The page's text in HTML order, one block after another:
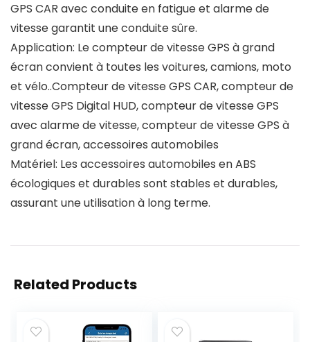
GPS CAR avec conduite en fatigue et alarme de
vitesse garantit une conduite sûre.
Application: Le compteur de vitesse GPS à grand
écran convient à toutes les voitures, camions, moto
et vélo..Compteur de vitesse GPS CAR, compteur de
vitesse GPS Digital HUD, compteur de vitesse GPS
avec alarme de vitesse, compteur de vitesse GPS à
grand écran, accessoires automobiles
Matériel: Les accessoires automobiles en ABS
écologiques et durables sont stables et durables,
assurant une utilisation à long terme.
Related Products